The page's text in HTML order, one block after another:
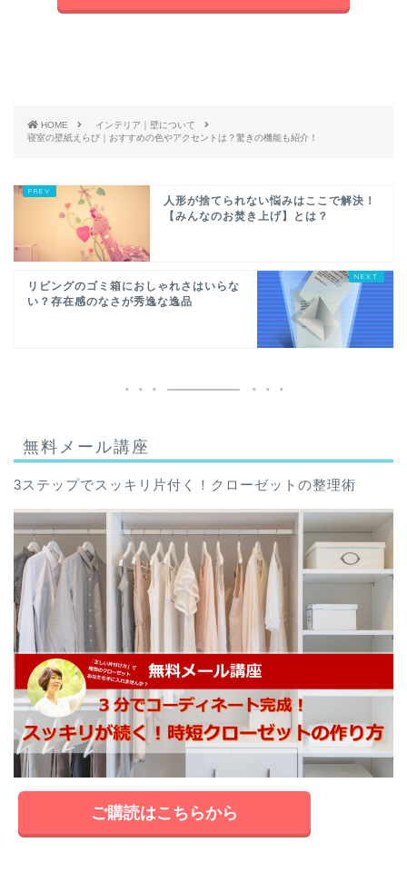
HOME
インテリア｜壁について
寝室の壁紙えらび｜おすすめの色やアクセントは？驚きの機能も紹介！
人形が捨てられない悩みはここで解決！
【みんなのお焚き上げ】とは？
リビングのゴミ箱におしゃれさはいらな
い？存在感のなさが秀逸な逸品
無料メール講座
3ステップでスッキリ片付く！クローゼットの整理術
ご購読はこちらから